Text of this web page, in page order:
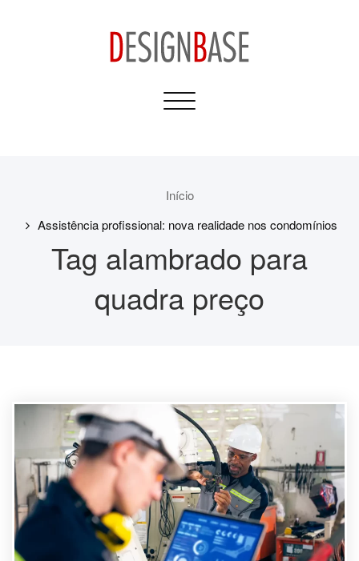
Toggle
Início
Assistência profissional: nova realidade nos condomínios
Tag alambrado para
quadra preço